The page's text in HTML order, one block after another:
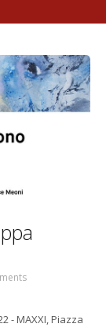
- MAXXI, Piazza